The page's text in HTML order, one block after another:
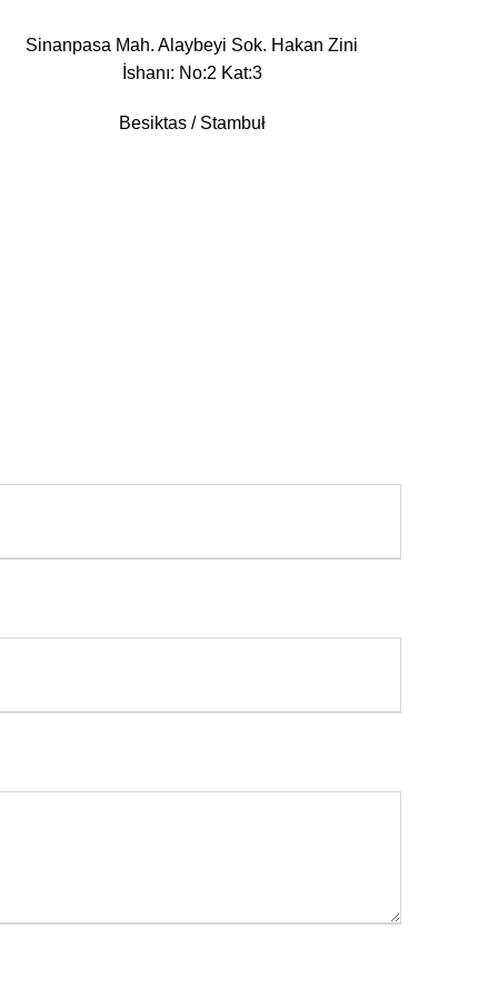
Sinanpasa Mah. Alaybeyi Sok. Hakan Zini
İshanı: No:2 Kat:3
Besiktas / Stambuł